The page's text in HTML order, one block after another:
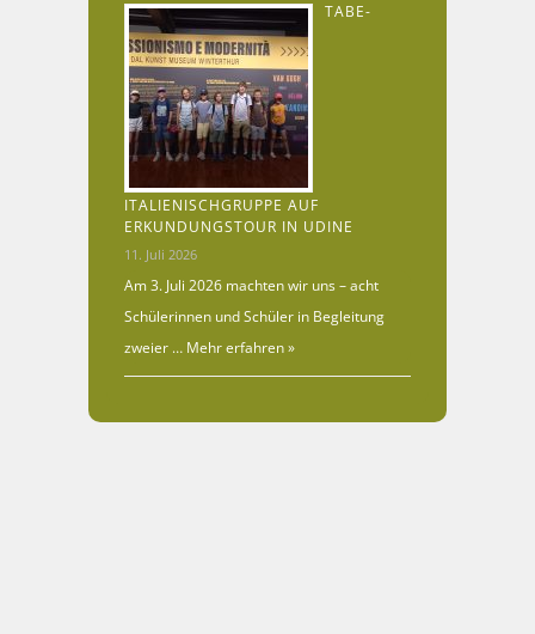
TABE-
ITALIENISCHGRUPPE AUF
ERKUNDUNGSTOUR IN UDINE
11. Juli 2026
Am 3. Juli 2026 machten wir uns – acht
Schülerinnen und Schüler in Begleitung
zweier … Mehr erfahren »